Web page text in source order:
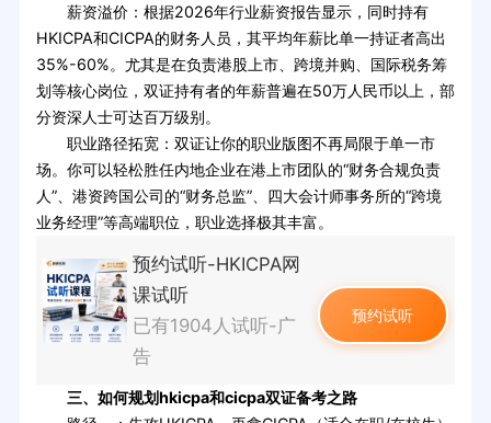
薪资溢价：根据2026年行业薪资报告显示，同时持有
HKICPA和CICPA的财务人员，其平均年薪比单一持证者高出
35%-60%。尤其是在负责港股上市、跨境并购、国际税务筹
划等核心岗位，双证持有者的年薪普遍在50万人民币以上，部
分资深人士可达百万级别。
职业路径拓宽：双证让你的职业版图不再局限于单一市
场。你可以轻松胜任内地企业在港上市团队的“财务合规负责
人”、港资跨国公司的“财务总监”、四大会计师事务所的“跨境
业务经理”等高端职位，职业选择极其丰富。
预约试听-HKICPA网
课试听
已有1904人试听-广
告
预约试听
三、如何规划hkicpa和cicpa双证备考之路